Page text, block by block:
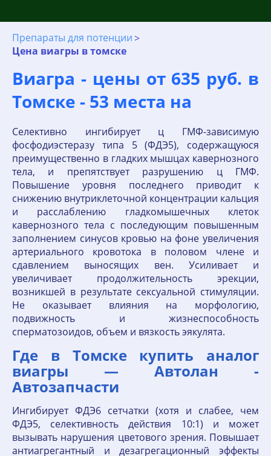
Препараты для потенции
Цена виагры в томске
Виагра - цены от 635 руб. в
Томске - 53 места на
Селективно ингибирует ц ГМФ-зависимую
фосфодиэстеразу типа 5 (ФДЭ5), содержащуюся
преимущественно в гладких мышцах кавернозного
тела, и препятствует разрушению ц ГМФ.
Повышение уровня последнего приводит к
снижению внутриклеточной концентрации кальция
и расслаблению гладкомышечных клеток
кавернозного тела с последующим повышенным
заполнением синусов кровью на фоне увеличения
артериального кровотока в половом члене и
сдавлением выносящих вен. Усиливает и
увеличивает продолжительность эрекции,
возникшей в результате сексуальной стимуляции.
Не оказывает влияния на морфологию,
подвижность и жизнеспособность
сперматозоидов, объем и вязкость эякулята.
Где в Томске купить аналог
виагры — Автолан -
Автозапчасти
Ингибирует ФДЭ6 сетчатки (хотя и слабее, чем
ФДЭ5, селективность действия 10:1) и может
вызывать нарушения цветового зрения. Повышает
антиагрегантный и дезагрегационный эффекты